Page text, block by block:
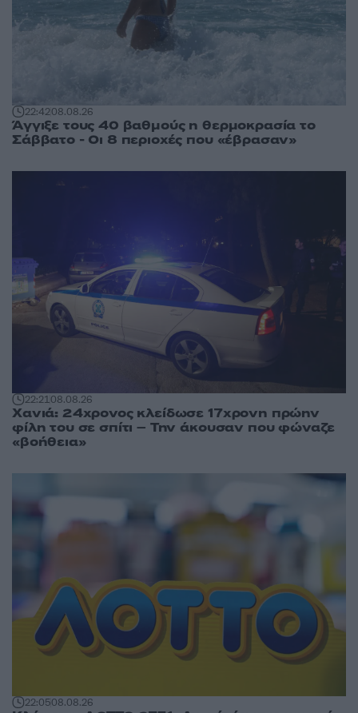
22:4208.08.26
Άγγιξε τους 40 βαθμούς η θερμοκρασία το
Σάββατο - Οι 8 περιοχές που «έβρασαν»
22:2108.08.26
Χανιά: 24χρονος κλείδωσε 17χρονη πρώην
φίλη του σε σπίτι – Την άκουσαν που φώναζε
«βοήθεια»
22:0508.08.26